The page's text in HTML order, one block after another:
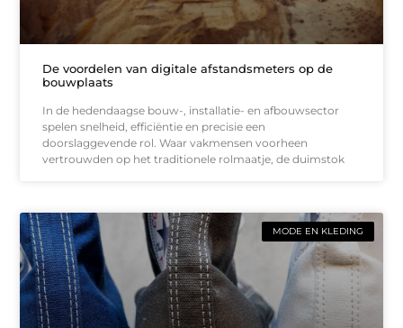
De voordelen van digitale afstandsmeters op de
bouwplaats
In de hedendaagse bouw-, installatie- en afbouwsector
spelen snelheid, efficiëntie en precisie een
doorslaggevende rol. Waar vakmensen voorheen
vertrouwden op het traditionele rolmaatje, de duimstok
MODE EN KLEDING